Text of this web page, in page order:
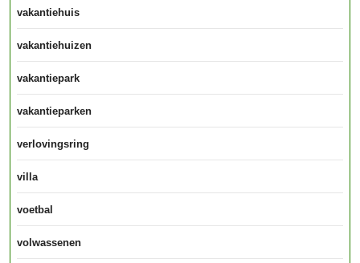
vakantiehuis
vakantiehuizen
vakantiepark
vakantieparken
verlovingsring
villa
voetbal
volwassenen